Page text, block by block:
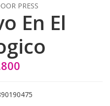
PRESS
En El